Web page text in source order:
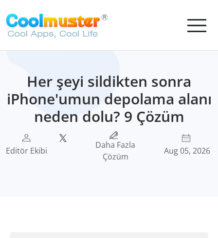
Her şeyi sildikten sonra
iPhone'umun depolama alanı
neden dolu? 9 Çözüm
Editör Ekibi
Daha Fazla
Çözüm
Aug 05, 2026